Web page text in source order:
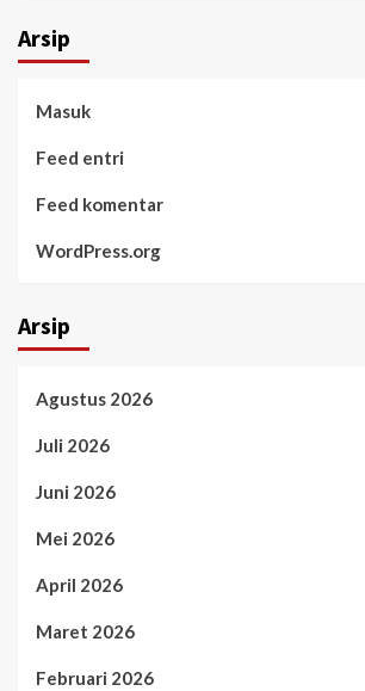
Arsip
Masuk
Feed entri
Feed komentar
WordPress.org
Arsip
Agustus 2026
Juli 2026
Juni 2026
Mei 2026
April 2026
Maret 2026
Februari 2026